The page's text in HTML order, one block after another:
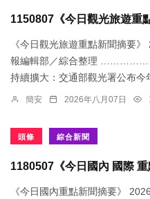
1150807《今日觀光旅遊重
《今日觀光旅遊重點新聞摘要
報編輯部／綜合整理
持續擴大：交通部觀光署公布今
簡安 2026年八月07日
頭條 綜合新聞
1180507《今日國內 國際 重
《今日國內重點新聞摘要》